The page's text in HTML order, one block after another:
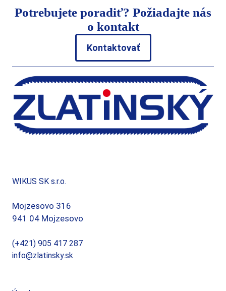
Potrebujete poradiť? Požiadajte nás
o kontakt
Kontaktovať
WIKUS SK s.r.o.
Mojzesovo 316
941 04 Mojzesovo
(+421) 905 417 287
info@zlatinsky.sk